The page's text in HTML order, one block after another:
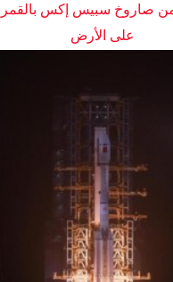
صاروخ سبيس إكس بالقمر
على الأرض